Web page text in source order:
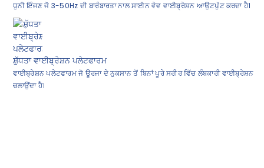
ਧੁਨੀ ਇੰਜਣ ਜੋ 3-50Hz ਦੀ ਬਾਰੰਬਾਰਤਾ ਨਾਲ ਸਾਈਨ ਵੇਵ ਵਾਈਬ੍ਰੇਸ਼ਨ ਆਉਟਪੁੱਟ ਕਰਦਾ ਹੈ।
ਸ਼ੁੱਧਤਾ ਵਾਈਬ੍ਰੇਸ਼ਨ ਪਲੇਟਫਾਰਮ
ਵਾਈਬ੍ਰੇਸ਼ਨ ਪਲੇਟਫਾਰਮ ਜੋ ਊਰਜਾ ਦੇ ਨੁਕਸਾਨ ਤੋਂ ਬਿਨਾਂ ਪੂਰੇ ਸਰੀਰ ਵਿੱਚ ਲੰਬਕਾਰੀ ਵਾਈਬ੍ਰੇਸ਼ਨ
ਚਲਾਉਂਦਾ ਹੈ।